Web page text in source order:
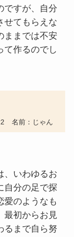
ですが、自分
せてもらえな
までは不安
て作るのでし
名前：じゃん
、いわゆるお
自分の足で探
愛のようなも
最初からお見
るまで自ら努